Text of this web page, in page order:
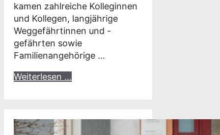
kamen zahlreiche Kolleginnen
und Kollegen, langjährige
Weggefährtinnen und -
gefährten sowie
Familienangehörige …
Weiterlesen …